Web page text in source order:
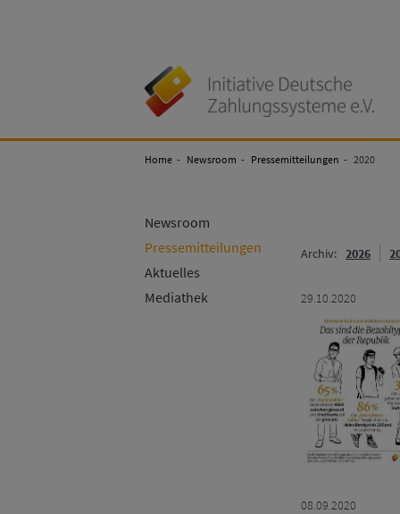
Deutsche
Zahlungssysteme
Home Newsroom Pressemitteilungen 2020
Newsroom
Pressemitteilungen
Aktuelles
Mediathek
Archiv: 2026
29.10.2020
08.09.2020